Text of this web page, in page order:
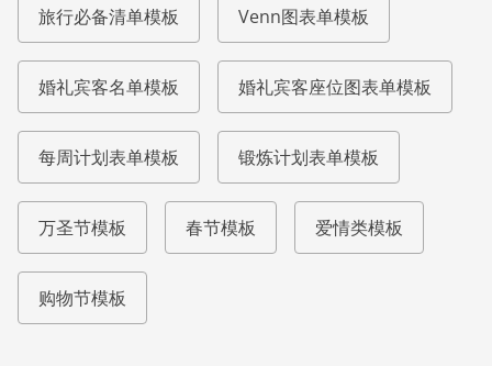
旅行必备清单模板 Venn图表单模板
婚礼宾客名单模板 婚礼宾客座位图表单模板
每周计划表单模板 锻炼计划表单模板
万圣节模板 春节模板 爱情类模板
购物节模板